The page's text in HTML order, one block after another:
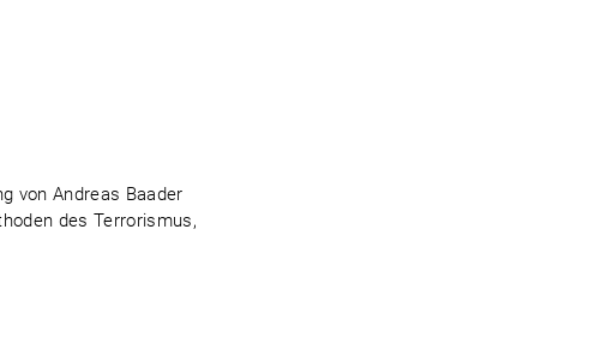
von Andreas Baader
des Terrorismus,